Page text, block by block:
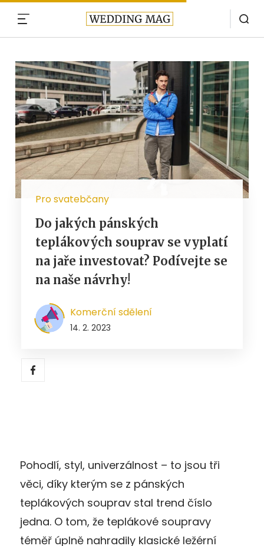
Pro svatebčany
Do jakých pánských
teplákových souprav se vyplatí
na jaře investovat? Podívejte se
na naše návrhy!
Komerční sdělení
14. 2. 2023
Pohodlí, styl, univerzálnost – to jsou tři
věci, díky kterým se z pánských
teplákových souprav stal trend číslo
jedna. O tom, že teplákové soupravy
téměř úplně nahradily klasické ležérní